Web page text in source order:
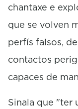
chantaxe e
que se volven
perfís falsos,
contactos
capaces de
Sinala que "ter